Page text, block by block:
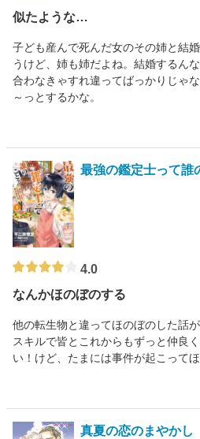
似たような…
子ども産んで死んだ女のその姉と結
うけど、姉も姉だよね。結婚するん
合わなきゃすれ違ってばっかりじゃ
～っとするかな。
最強の鑑定士って誰
4.0
なんかほのぼのする
他の転生物と違ってほのぼのした話
スキルで皆とこれからもずっと仲良
い！けど、たまには事件が起こって
真夏の恋のまやかし